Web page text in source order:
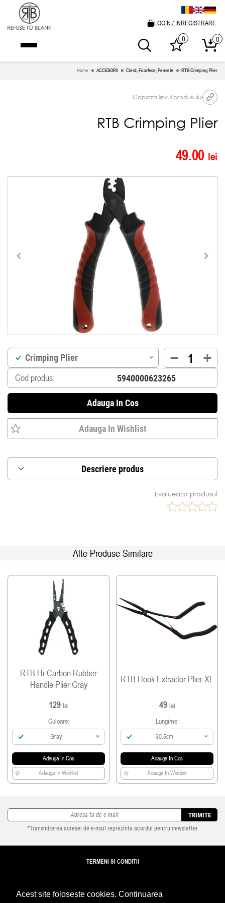
Acest site foloseste cookies. Continuarea
0
0
LOGIN / INREGISTRARE
Home ACCESORII Clesti, Foarfece, Pensete RTB Crimping Plier
Copiaza linkul produsului
RTB Crimping Plier
49.00 lei
Crimping Plier
Cod produs:
Adauga In Cos
Adauga In Wishlist
Descriere produs
realizarea strunelor pentru pescuitul la rapitor
Zona de presiune asupra bridei este proiectata
*Constructie solida, din otel
diferite diametre de pana la 3mm
*Manerele ergonomice sunt acoperite cu un strat
de plastic aderent
*Finisaj gri metalizat (Gunmetal)
*Lungime: 158mm
Evalueaza produsul
Alte Produse Similare
RTB Hi-Carbon Rubber
Handle Plier Gray
129 lei
Culoare:
Gray
Adauga In Cos
Adauga In Wishlist
RTB Hook Extractor Plier XL
49 lei
Lungime:
30.5cm
Adauga In Cos
Adauga In Wishlist
TERMENI SI CONDITII
DETALII REVANZATORI
TRIMITE
*Transmiterea adresei de e-mail reprezinta acordul pentru newsletter